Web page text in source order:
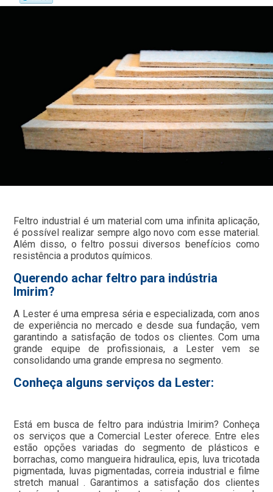
Feltro industrial é um material com uma infinita aplicação,
é possível realizar sempre algo novo com esse material.
Além disso, o feltro possui diversos benefícios como
resistência a produtos químicos.
Querendo achar feltro para indústria
Imirim?
A Lester é uma empresa séria e especializada, com anos
de experiência no mercado e desde sua fundação, vem
garantindo a satisfação de todos os clientes. Com uma
grande equipe de profissionais, a Lester vem se
consolidando uma grande empresa no segmento.
Conheça alguns serviços da Lester:
Está em busca de feltro para indústria Imirim? Conheça
os serviços que a Comercial Lester oferece. Entre eles
estão opções variadas do segmento de plásticos e
borrachas, como mangueira hidraulica, epis, luva tricotada
pigmentada, luvas pigmentadas, correia industrial e filme
stretch manual . Garantimos a satisfação dos clientes